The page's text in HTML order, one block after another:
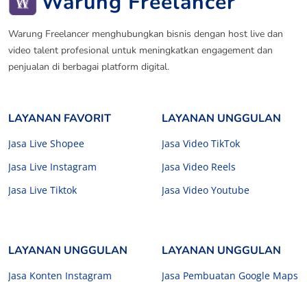
Warung Freelancer menghubungkan bisnis dengan host live dan
video talent profesional untuk meningkatkan engagement dan
penjualan di berbagai platform digital.
LAYANAN FAVORIT
Jasa Live Shopee
Jasa Live Instagram
Jasa Live Tiktok
LAYANAN UNGGULAN
Jasa Video TikTok
Jasa Video Reels
Jasa Video Youtube
LAYANAN UNGGULAN
Jasa Konten Instagram
LAYANAN UNGGULAN
Jasa Pembuatan Google Maps